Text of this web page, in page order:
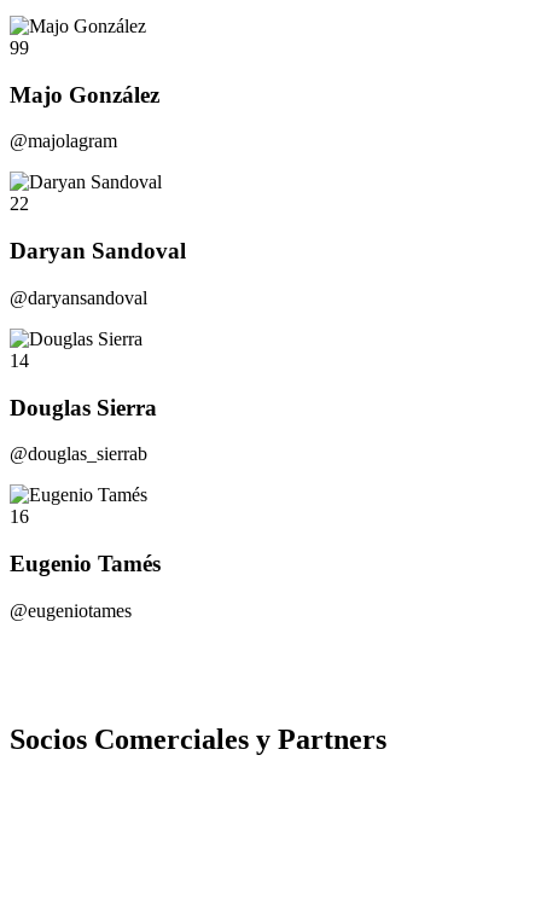
99
Majo González
@majolagram
22
Daryan Sandoval
@daryansandoval
14
Douglas Sierra
@douglas_sierrab
16
Eugenio Tamés
@eugeniotames
Socios Comerciales y Partners